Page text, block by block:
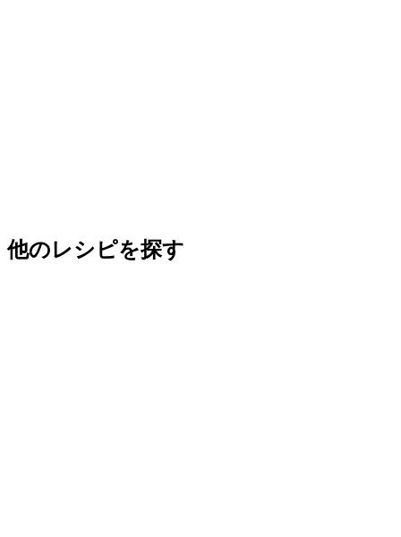
他のレシピを探す